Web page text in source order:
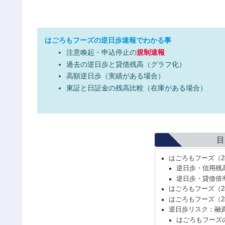
はごろもフーズの逆日歩速報でわかる事
注意喚起・申込停止の規制速報
過去の逆日歩と貸借残高（グラフ化）
高額逆日歩（実績がある場合）
東証と日証金の残高比較（在庫がある場合）
はごろもフーズ（
逆日歩・信用残
逆日歩・貸借倍
はごろもフーズ（
はごろもフーズ（
逆日歩リスク：融
はごろもフーズ